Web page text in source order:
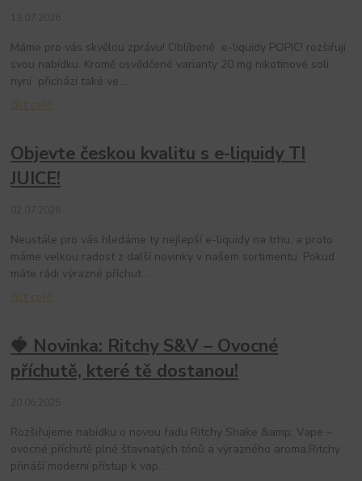
Máme pro vás skvělou zprávu! Oblíbené e-liquidy POPIC! rozšiřují
svou nabídku. Kromě osvědčené varianty 20 mg nikotinové soli
nyní přichází také ve ...
číst celé
Objevte českou kvalitu s e-liquidy TI
JUICE!
Neustále pro vás hledáme ty nejlepší e-liquidy na trhu, a proto
máme velkou radost z další novinky v našem sortimentu. Pokud
máte rádi výrazné příchut...
číst celé
🍓 Novinka: Ritchy S&V – Ovocné
příchutě, které tě dostanou!
Rozšiřujeme nabídku o novou řadu Ritchy Shake &amp; Vape –
ovocné příchutě plné šťavnatých tónů a výrazného aroma.Ritchy
přináší moderní přístup k vap...